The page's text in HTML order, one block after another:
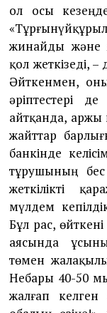
ол осы
жинайды және
қол жеткі­зе­ді,
Әйткенмен,
әріптестері
айтқанда, Қаржы
жайттар
банкінде
тұрушы­ның
жеткілікті
мүлдем
Бұл рас,
ая­сында
төмен
Небары 40-50
жалғап